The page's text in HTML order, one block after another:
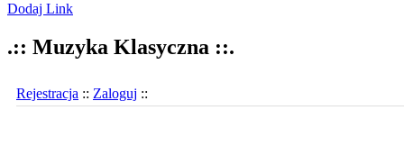
Dodaj Link
.:: Muzyka Klasyczna ::.
Rejestracja :: Zaloguj ::